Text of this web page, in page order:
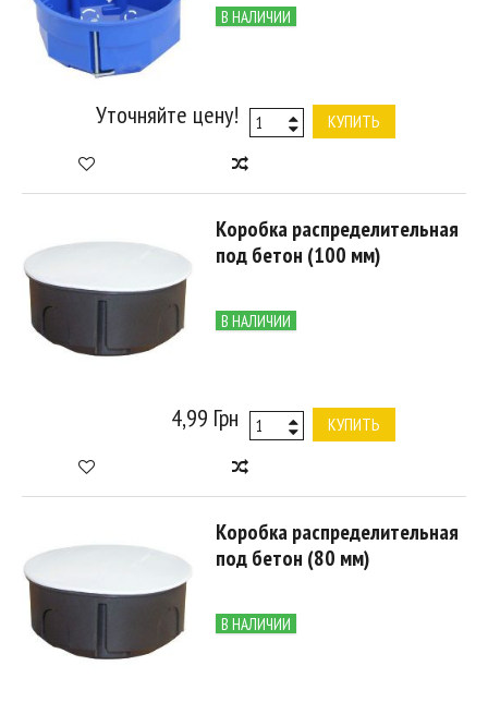
В НАЛИЧИИ
Уточняйте цену! КУПИТЬ
Коробка распределительная
под бетон (100 мм)
В НАЛИЧИИ
4,99 Грн КУПИТЬ
Коробка распределительная
под бетон (80 мм)
В НАЛИЧИИ